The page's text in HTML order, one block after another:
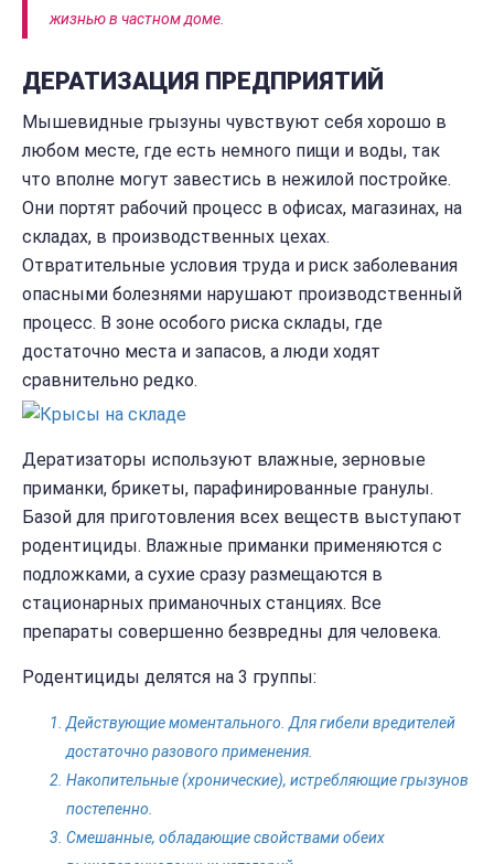
жизнью в частном доме.
ДЕРАТИЗАЦИЯ ПРЕДПРИЯТИЙ
Мышевидные грызуны чувствуют себя хорошо в
любом месте, где есть немного пищи и воды, так
что вполне могут завестись в нежилой постройке.
Они портят рабочий процесс в офисах, магазинах, на
складах, в производственных цехах.
Отвратительные условия труда и риск заболевания
опасными болезнями нарушают производственный
процесс. В зоне особого риска склады, где
достаточно места и запасов, а люди ходят
сравнительно редко.
Дератизаторы используют влажные, зерновые
приманки, брикеты, парафинированные гранулы.
Базой для приготовления всех веществ выступают
родентициды. Влажные приманки применяются с
подложками, а сухие сразу размещаются в
стационарных приманочных станциях. Все
препараты совершенно безвредны для человека.
Родентициды делятся на 3 группы:
Действующие моментального. Для гибели вредителей
достаточно разового применения.
Накопительные (хронические), истребляющие грызунов
постепенно.
Смешанные, обладающие свойствами обеих